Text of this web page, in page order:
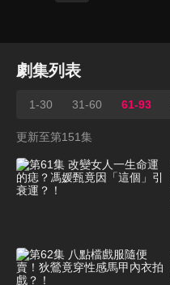
劇集列表
1-30 31-60 61-93
更新至第151集